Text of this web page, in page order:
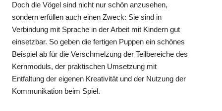
Doch die Vögel sind nicht nur schön anzusehen,
sondern erfüllen auch einen Zweck: Sie sind in
Verbindung mit Sprache in der Arbeit mit Kindern gut
einsetzbar. So geben die fertigen Puppen ein schönes
Beispiel ab für die Verschmelzung der Teilbereiche des
Kernmoduls, der praktischen Umsetzung mit
Entfaltung der eigenen Kreativität und der Nutzung der
Kommunikation beim Spiel.